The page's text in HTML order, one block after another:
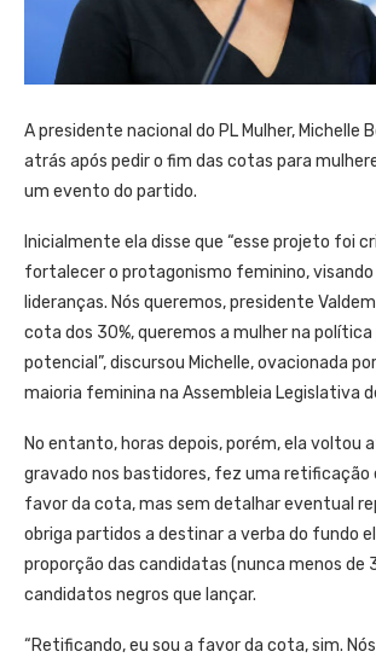
A presidente nacional do PL Mulher, Michelle
atrás após pedir o fim das cotas para
um evento do partido.
Inicialmente ela disse que “esse projeto foi
fortalecer o protagonismo feminino,
lideranças. Nós queremos, presidente
cota dos 30%, queremos a mulher na política
potencial”, discursou Michelle, ovacionada
maioria feminina na Assembleia Legislativa
No entanto, horas depois, porém, ela voltou
gravado nos bastidores, fez uma retificação
favor da cota, mas sem detalhar eventual
obriga partidos a destinar a verba do fundo
proporção das candidatas (nunca menos de
candidatos negros que lançar.
“Retificando, eu sou a favor da cota, sim.